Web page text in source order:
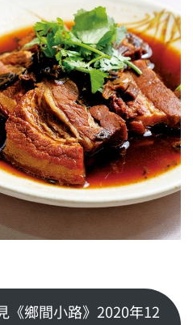
鄉間小路》2020年12